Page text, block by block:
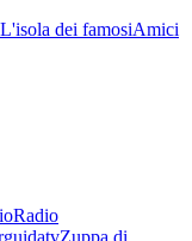
L'isola dei famosiAmici
Radio